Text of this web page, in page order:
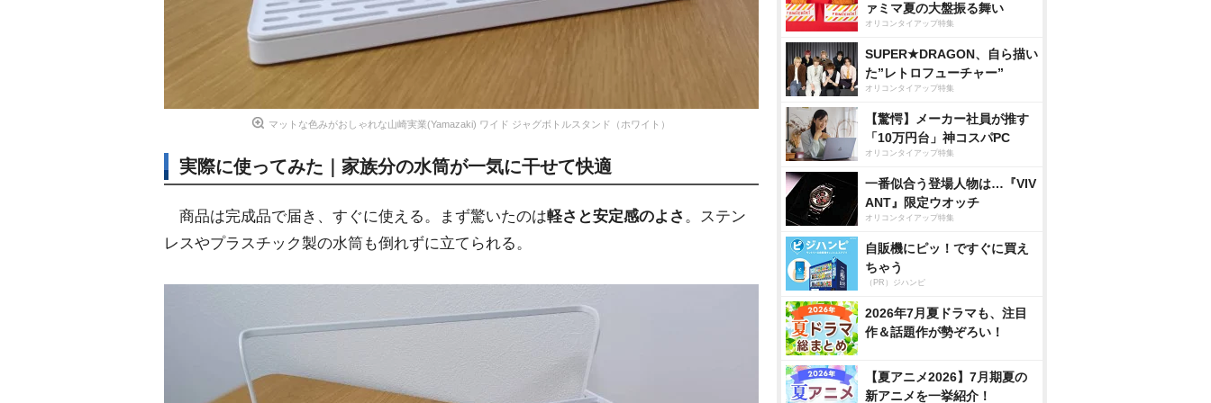
マットな色みがおしゃれな山崎実業(Yamazaki) ワイド ジャグボトルスタンド（ホワイト）
実際に使ってみた｜家族分の水筒が一気に干せて快適
商品は完成品で届き、すぐに使える。まず驚いたのは軽さと安定感のよさ 。ステン
レスやプラスチック製の水筒も倒れずに立てられる。
ァミマ夏の大盤振る舞い
オリコンタイアップ特集
SUPER★DRAGON、自ら描い
た”レトロフューチャー”
オリコンタイアップ特集
【驚愕】メーカー社員が推す
「10万円台」神コスパPC
オリコンタイアップ特集
一番似合う登場人物は…『VIV
ANT』限定ウオッチ
オリコンタイアップ特集
自販機にピッ！ですぐに買え
ちゃう
（PR）ジハンピ
2026年7月夏ドラマも、注目
作＆話題作が勢ぞろい！
【夏アニメ2026】7月期夏の
新アニメを一挙紹介！